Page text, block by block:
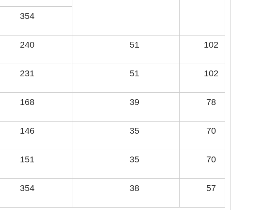
354
240 51 102
231 51 102
168 39 78
146 35 70
151 35 70
354 38 57